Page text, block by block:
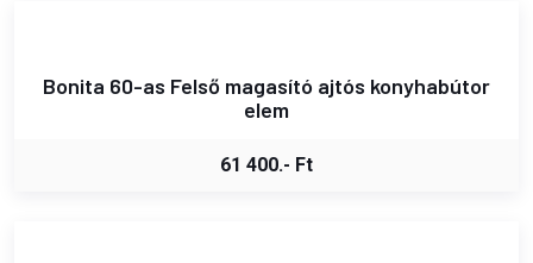
Bonita 60-as Felső magasító ajtós konyhabútor
elem
61 400.- Ft